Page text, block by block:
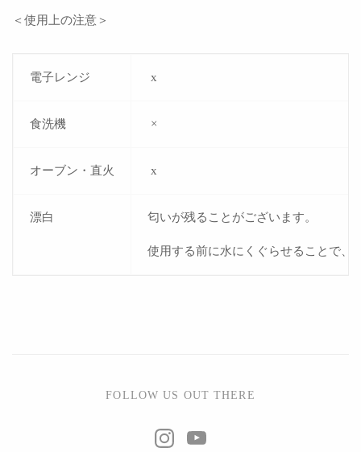
＜使用上の注意＞
電子レンジ x
食洗機 ×
オーブン・直火 x
漂白 匂いが残ることがございます。
使用する前に水にくぐらせることで、
FOLLOW US OUT THERE